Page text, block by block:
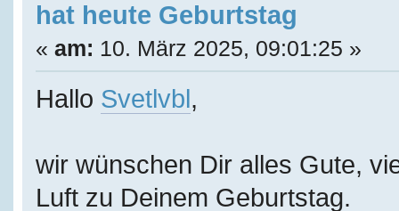
hat heute Geburtstag
« am: 10. März 2025, 09:01:25 »
Hallo Svetlvbl ,
wir wünschen Dir alles Gute,
Luft zu Deinem Geburtstag.